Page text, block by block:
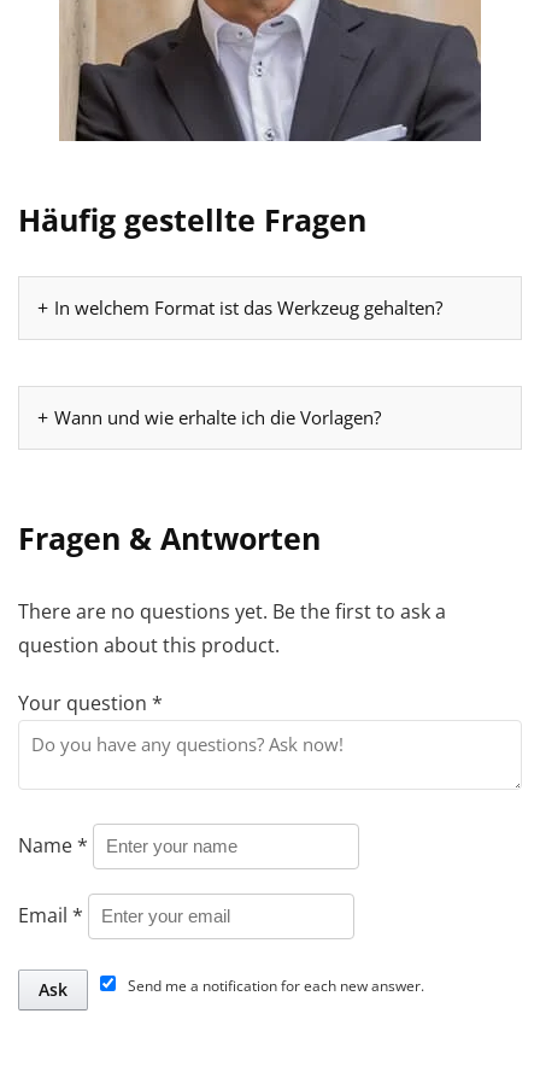
Häufig gestellte Fragen
In welchem Format ist das Werkzeug gehalten?
Wann und wie erhalte ich die Vorlagen?
Fragen & Antworten
There are no questions yet. Be the first to ask a
question about this product.
Your question *
Name*
Email *
Send me a notification for each new answer.